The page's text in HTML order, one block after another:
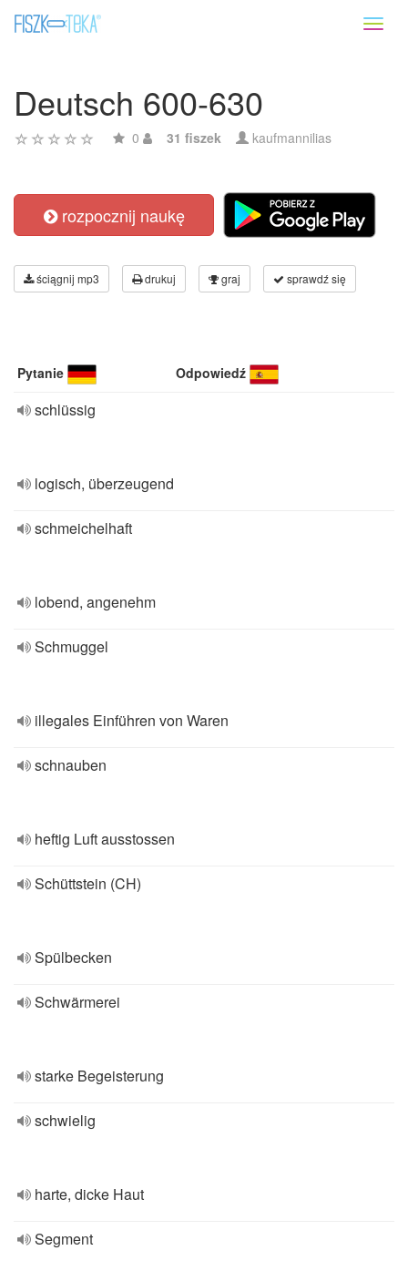
Deutsch 600-630
0 31 fiszek kaufmannilias
rozpocznij naukę
ściągnij mp3 drukuj graj sprawdź się
Pytanie Odpowiedź
schlüssig
logisch, überzeugend
schmeichelhaft
lobend, angenehm
Schmuggel
illegales Einführen von Waren
schnauben
heftig Luft ausstossen
Schüttstein (CH)
Spülbecken
Schwärmerei
starke Begeisterung
schwielig
harte, dicke Haut
Segment